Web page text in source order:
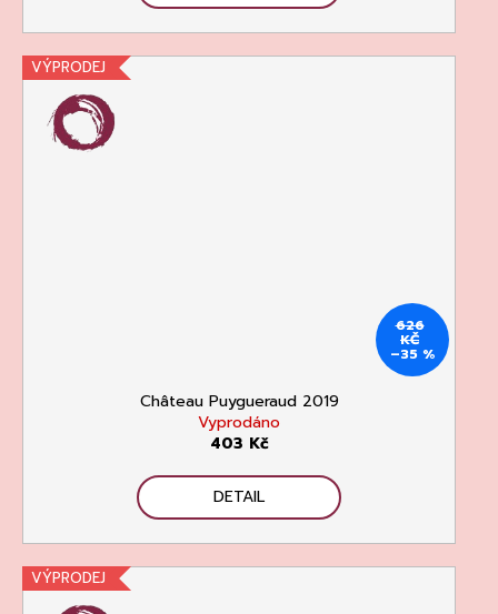
VÝPRODEJ
626
KČ
–35 %
Château Puygueraud 2019
Vyprodáno
403 Kč
DETAIL
VÝPRODEJ